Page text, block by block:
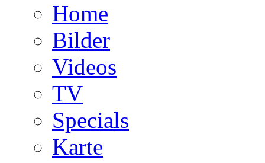
Home
Bilder
Videos
TV
Specials
Karte